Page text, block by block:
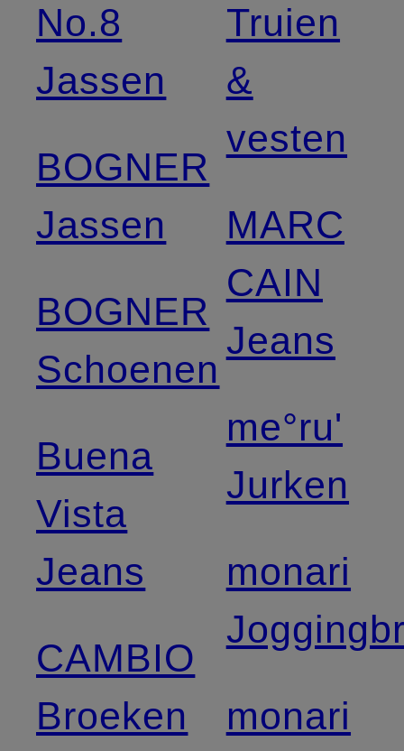
No.8
Jassen
BOGNER
Jassen
BOGNER
Schoenen
Buena
Vista
Jeans
CAMBIO
Broeken
Truien
&
vesten
MARC
CAIN
Jeans
me°ru'
Jurken
monari
monari